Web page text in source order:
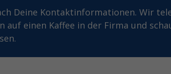
Deine Kontaktinformationen. Wir
auf einen Kaffee in der Firma und